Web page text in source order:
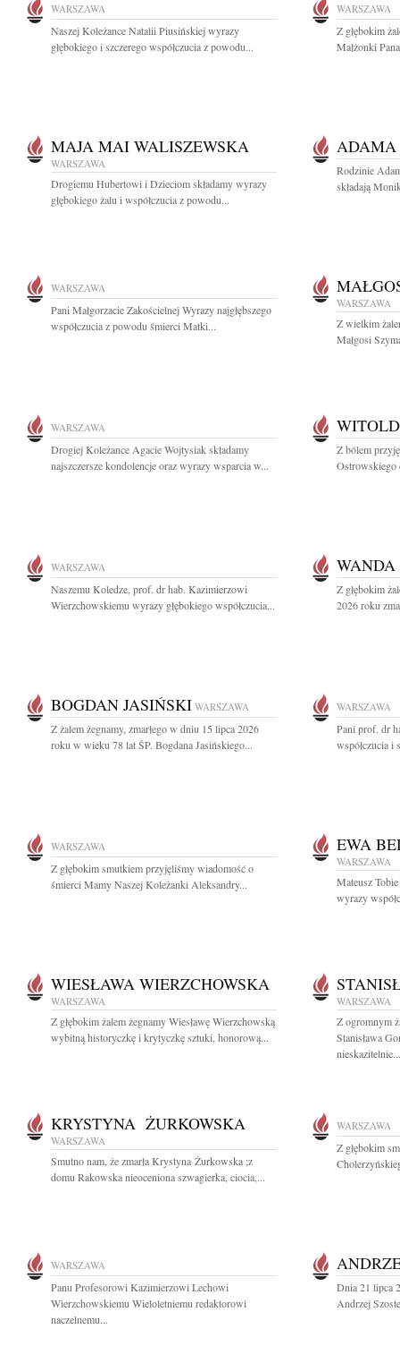
WARSZAWA
Naszej Koleżance Natalii Piusińskiej wyrazy
głębokiego i szczerego współczucia z powodu...
WARSZAWA
Z głębokim
Małżonki
MAJA MAI WALISZEWSKA
WARSZAWA
Drogiemu Hubertowi i Dzieciom składamy wyrazy
głębokiego żalu i współczucia z powodu...
ADAMA
Rodzinie
składają
WARSZAWA
Pani Małgorzacie Zakościelnej Wyrazy najgłębszego
współczucia z powodu śmierci Matki...
WARSZAWA
Z wielkim
Małgosi
WARSZAWA
Drogiej Koleżance Agacie Wojtysiak składamy
najszczersze kondolencje oraz wyrazy wsparcia w...
Z bólem
Ostrowskiego
WARSZAWA
Naszemu Koledze, prof. dr hab. Kazimierzowi
Wierzchowskiemu wyrazy głębokiego współczucia...
Z głębokim
2026 roku
BOGDAN JASIŃSKI WARSZAWA
Z żalem żegnamy, zmarłego w dniu 15 lipca 2026
roku w wieku 78 lat ŚP. Bogdana Jasińskiego...
WARSZAWA
Pani prof. dr
współczucia i
WARSZAWA
Z głębokim smutkiem przyjęliśmy wiadomość o
śmierci Mamy Naszej Koleżanki Aleksandry...
EWA
WARSZAWA
Mateusz
wyrazy
WIESŁAWA WIERZCHOWSKA
WARSZAWA
Z głębokim żalem żegnamy Wiesławę Wierzchowską
wybitną historyczkę i krytyczkę sztuki, honorową...
WARSZAWA
Z ogromnym
Stanisława
nieskazitelnie...
KRYSTYNA ŻURKOWSKA
WARSZAWA
Smutno nam, że zmarła Krystyna Żurkowska ;z
domu Rakowska nieoceniona szwagierka, ciocia,...
WARSZAWA
Z głębokim
WARSZAWA
Panu Profesorowi Kazimierzowi Lechowi
Wierzchowskiemu Wieloletniemu redaktorowi
naczelnemu...
Dnia 21 lipca
Andrzej